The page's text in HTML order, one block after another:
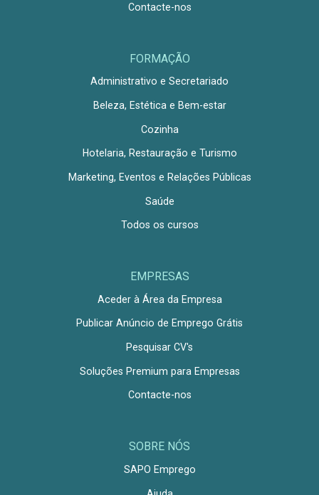
Contacte-nos
FORMAÇÃO
Administrativo e Secretariado
Beleza, Estética e Bem-estar
Cozinha
Hotelaria, Restauração e Turismo
Marketing, Eventos e Relações Públicas
Saúde
Todos os cursos
EMPRESAS
Aceder à Área da Empresa
Publicar Anúncio de Emprego Grátis
Pesquisar CV's
Soluções Premium para Empresas
Contacte-nos
SOBRE NÓS
SAPO Emprego